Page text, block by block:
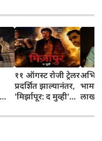
११ ऑगस्ट रोजी ट्रेलर
प्रदर्शित झाल्यानंतर,
'मिर्झापूर: द मुव्ही'
प्रमोशन करणार